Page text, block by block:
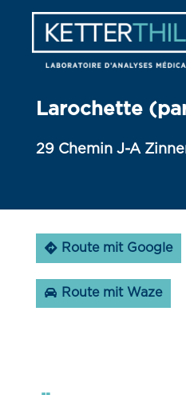
Larochette
29 Chemin J-A
Route mit Google
Route mit Waze